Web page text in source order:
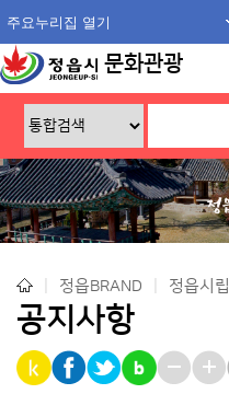
주요누리집 열기
문화관광
정읍BRAND 정읍시
공지사항